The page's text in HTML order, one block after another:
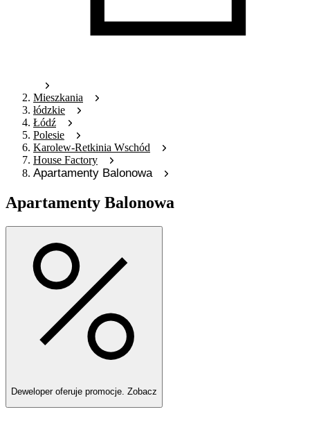
Mieszkania
łódzkie
Łódź
Polesie
Karolew-Retkinia Wschód
House Factory
Apartamenty Balonowa
Apartamenty Balonowa
Deweloper oferuje promocje. Zobacz